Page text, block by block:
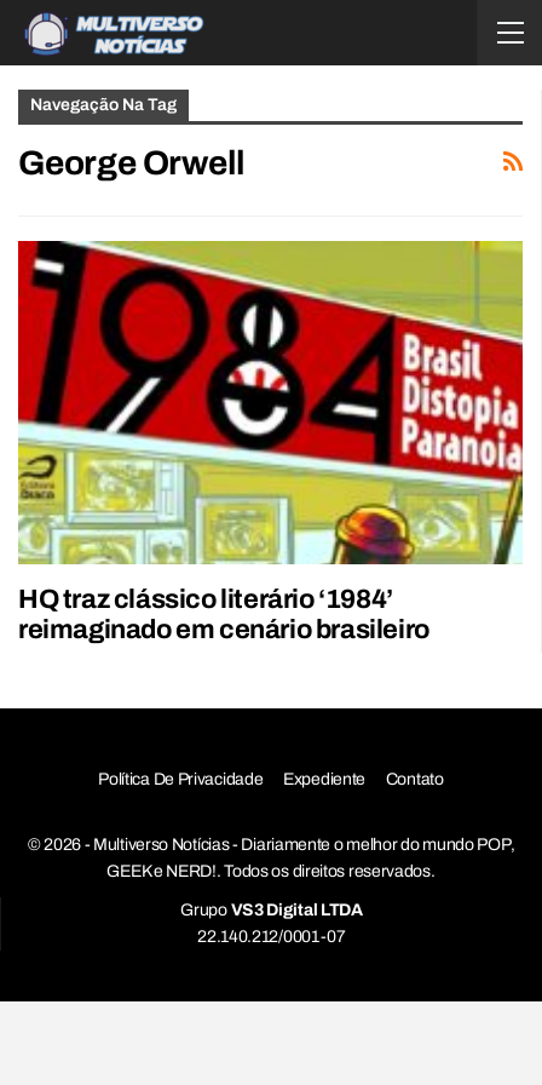
Navegação Na Tag
George Orwell
HQ traz clássico literário ‘1984’
reimaginado em cenário brasileiro
Política De Privacidade Expediente Contato
© 2026 - Multiverso Notícias - Diariamente o melhor do mundo POP,
GEEK e NERD!. Todos os direitos reservados.
Grupo VS3 Digital LTDA
22.140.212/0001-07